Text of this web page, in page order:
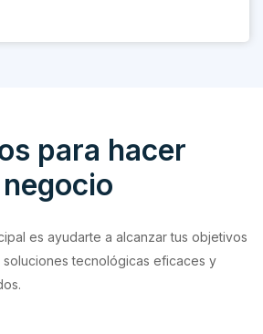
para hacer
es ayudarte a alcanzar tus objetivos
tecnológicas eficaces y